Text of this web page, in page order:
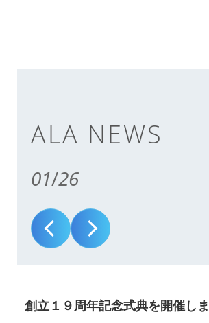
ALA NEWS
01/26
創立１９周年記念式典を開催し